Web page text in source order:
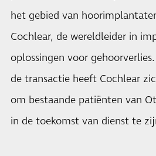
het gebied van
Cochlear, de wereldleider in
oplossingen voor
de transactie heeft Cochlear
om bestaande patiënten van
in de toekomst van dienst te